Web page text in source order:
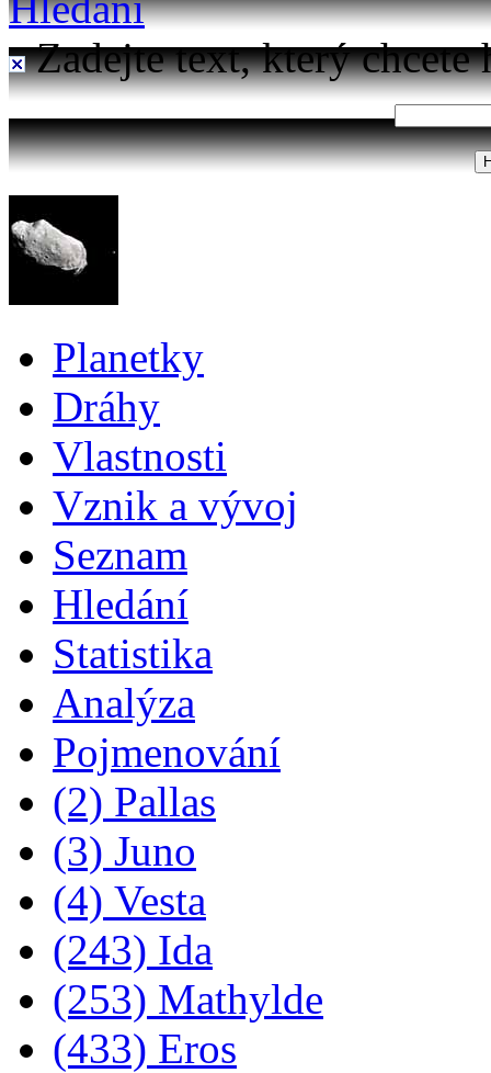
Zadejte text, který chcete
Planetky
Dráhy
Vlastnosti
Vznik a vývoj
Seznam
Hledání
Statistika
Analýza
Pojmenování
(2) Pallas
(3) Juno
(4) Vesta
(243) Ida
(253) Mathylde
(433) Eros